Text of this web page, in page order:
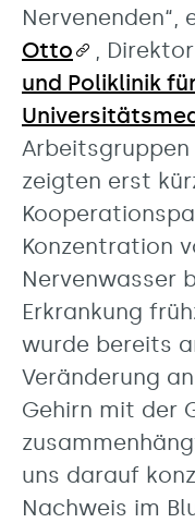
Nervenenden“,
Otto
,
und Poliklinik
Arbeitsgruppen
zeigten erst
Konzentration
Nervenwasser
Erkrankung
wurde bereits
Veränderung
Gehirn mit der
uns darauf
Nachweis im